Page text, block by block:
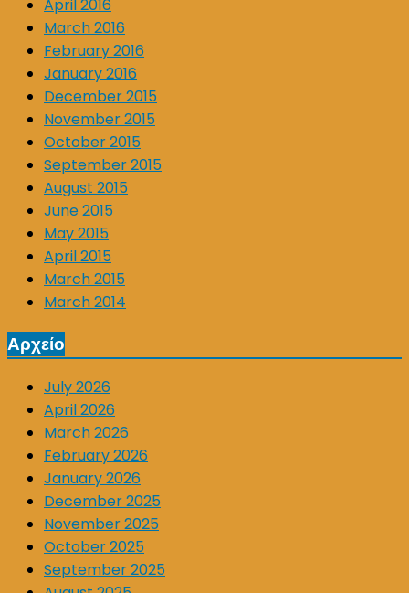
April 2016
March 2016
February 2016
January 2016
December 2015
November 2015
October 2015
September 2015
August 2015
June 2015
May 2015
April 2015
March 2015
March 2014
Αρχείο
July 2026
April 2026
March 2026
February 2026
January 2026
December 2025
November 2025
October 2025
September 2025